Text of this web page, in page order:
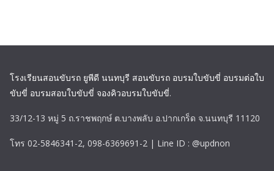
โรงเรียนสอนขับรถ ยูพีดี นนทบุรี สอนขับรถ อบรมใบขับขี่ อบรมต่อใบ
ขับขี่ อบรมสอบใบขับขี่ จองคิวอบรมใบขับขี่.
33/12-13 หมู่ 5 ถ.ราชพฤกษ์ ต.บางพลับ อ.ปากเกร็ด จ.นนทบุรี 11120
โทร 02-5846341-2, 098-6369691-2 | Line ID : @updnon